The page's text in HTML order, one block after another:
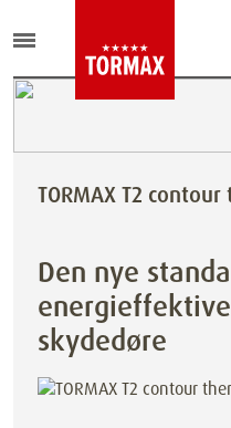
TORMAX T2
Den nye
skydedøre